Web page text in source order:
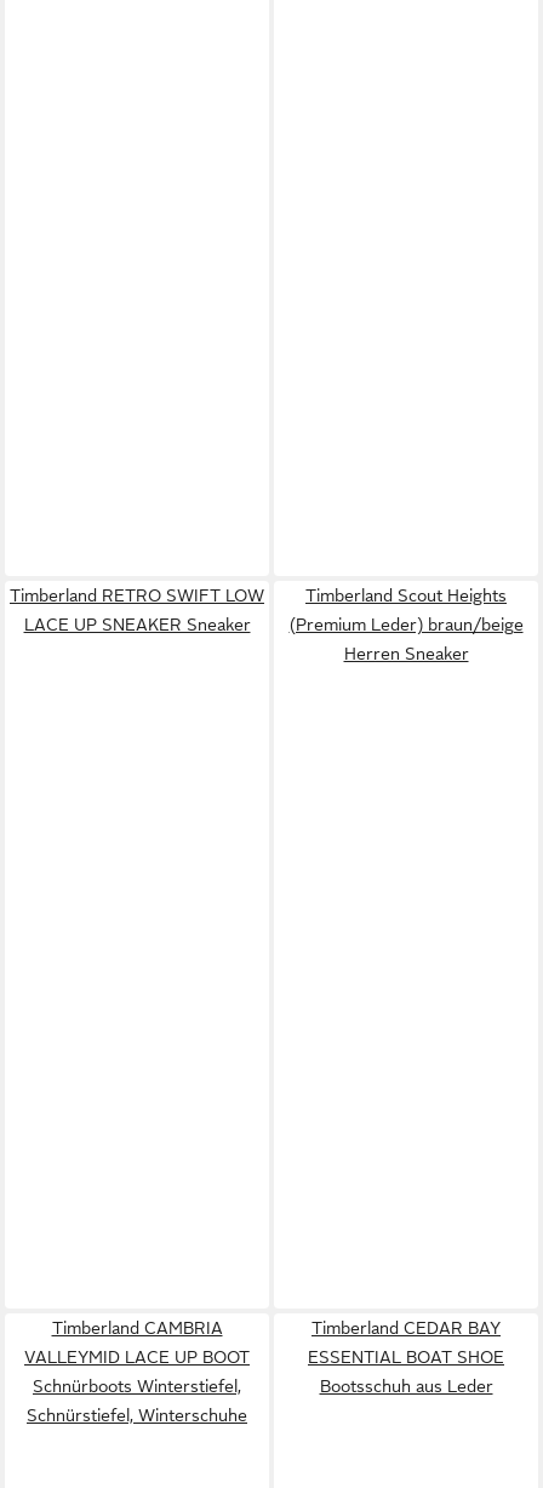
Timberland RETRO SWIFT LOW
LACE UP SNEAKER Sneaker
Timberland Scout Heights
(Premium Leder) braun/beige
Herren Sneaker
Timberland CAMBRIA
VALLEYMID LACE UP BOOT
Schnürboots Winterstiefel,
Schnürstiefel, Winterschuhe
Timberland CEDAR BAY
ESSENTIAL BOAT SHOE
Bootsschuh aus Leder